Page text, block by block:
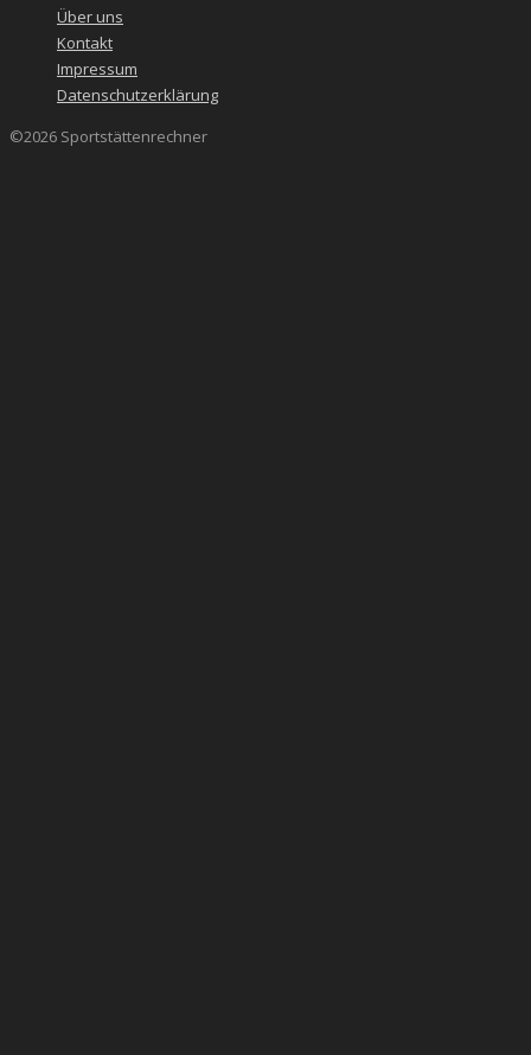
Über uns
Kontakt
Impressum
Datenschutzerklärung
©2026 Sportstättenrechner